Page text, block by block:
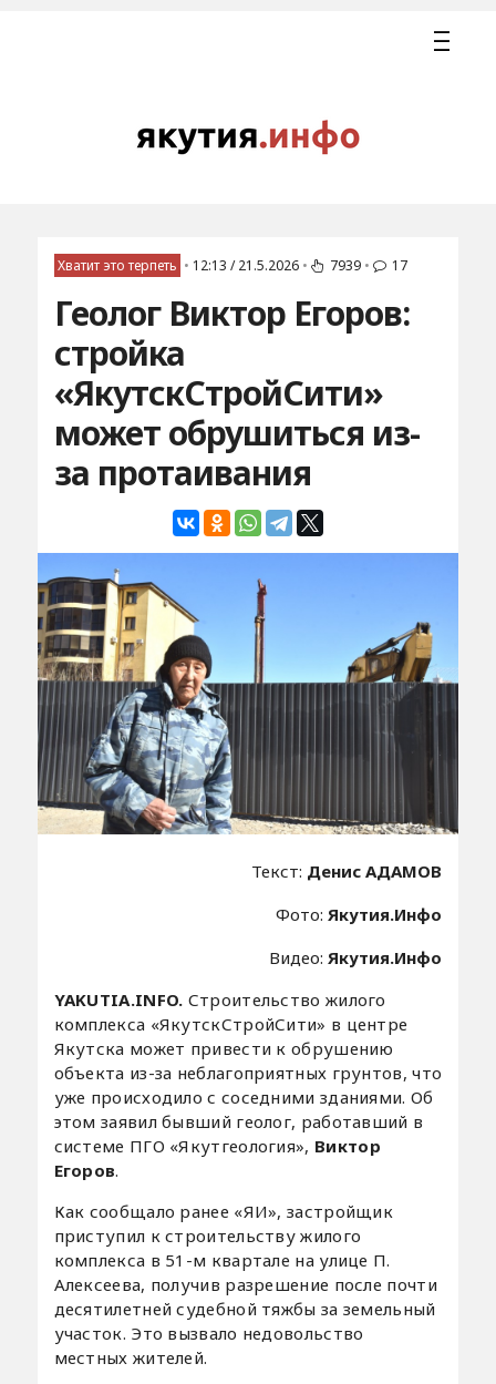
Хватит это терпеть • 12:13 / 21.5.2026 • 7939 • 17
Геолог Виктор Егоров:
стройка
«ЯкутскСтройСити»
может обрушиться из-
за протаивания
Текст: Денис АДАМОВ
Фото: Якутия.Инфо
Видео: Якутия.Инфо
YAKUTIA.INFO. Строительство жилого
комплекса «ЯкутскСтройСити» в центре
Якутска может привести к обрушению
объекта из-за неблагоприятных грунтов, что
уже происходило с соседними зданиями. Об
этом заявил бывший геолог, работавший в
системе ПГО «Якутгеология», Виктор
Егоров.
Как сообщало ранее «ЯИ», застройщик
приступил к строительству жилого
комплекса в 51-м квартале на улице П.
Алексеева, получив разрешение после почти
десятилетней судебной тяжбы за земельный
участок. Это вызвало недовольство
местных жителей.